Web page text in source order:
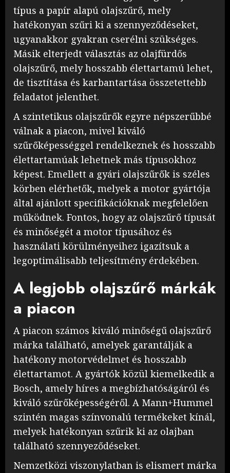
típus a papír alapú olajszűrő, mely
hatékonyan szűri ki a szennyeződéseket,
ugyanakkor gyakran cserélni szükséges.
Másik elterjedt választás az olajfürdős
olajszűrő, mely hosszabb élettartamú lehet,
de tisztítása és karbantartása összetettebb
feladatot jelenthet.
A szintetikus olajszűrők egyre népszerűbbé
válnak a piacon, mivel kiváló
szűrőképességgel rendelkeznek és hosszabb
élettartamúak lehetnek más típusokhoz
képest. Emellett a gyári olajszűrők is széles
körben elérhetők, melyek a motor gyártója
által ajánlott specifikációknak megfelelően
működnek. Fontos, hogy az olajszűrő típusát
és minőségét a motor típusához és
használati körülményeihez igazítsuk a
legoptimálisabb teljesítmény érdekében.
A legjobb olajszűrő márkák
a piacon
A piacon számos kiváló minőségű olajszűrő
márka található, amelyek garantálják a
hatékony motorvédelmet és hosszabb
élettartamot. A gyártók közül kiemelkedik a
Bosch, amely híres a megbízhatóságáról és
kiváló szűrőképességéről. A Mann+Hummel
szintén magas színvonalú termékeket kínál,
melyek hatékonyan szűrik ki az olajban
található szennyeződéseket.
Nemzetközi viszonylatban is elismert márka